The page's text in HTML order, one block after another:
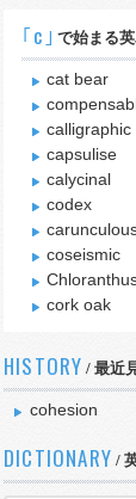
｢c｣ で始まる
cat bear
calligraphic
capsulise
calycinal
codex
coseismic
cork oak
HISTORY / 最近
cohesion
DICTIONARY /